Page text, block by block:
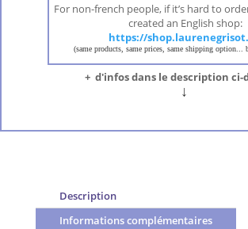
For non-french people, if it’s hard to
created an English shop:
https://
(same products, same prices, same shipping
+ d'infos dans le description ci-
↓
Description
Informations complémentaires